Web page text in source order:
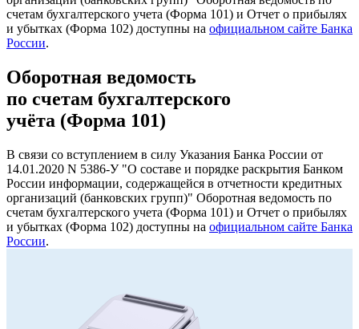
счетам бухгалтерского учета (Форма 101) и Отчет о прибылях
и убытках (Форма 102) доступны на официальном сайте Банка
России.
Оборотная ведомость
по счетам бухгалтерского
учёта (Форма 101)
В связи со вступлением в силу Указания Банка России от
14.01.2020 N 5386-У "О составе и порядке раскрытия Банком
России информации, содержащейся в отчетности кредитных
организаций (банковских групп)" Оборотная ведомость по
счетам бухгалтерского учета (Форма 101) и Отчет о прибылях
и убытках (Форма 102) доступны на официальном сайте Банка
России.